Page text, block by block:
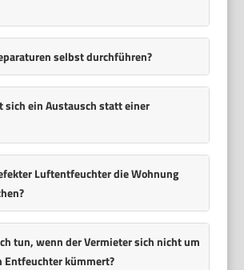
selbst durchführen?
sich ein Austausch statt einer
Luftentfeuchter die Wohnung
tun, wenn der Vermieter sich nicht um
Entfeuchter kümmert?